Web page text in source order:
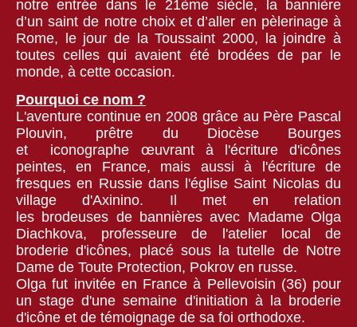
notre entrée dans le 21ème siècle, la bannière
d’un saint de notre choix et d’aller en pèlerinage à
Rome, le jour de la Toussaint 2000, la joindre à
toutes celles qui avaient été brodées de par le
monde, à cette occasion.
Pourquoi ce nom ?
L'aventure continue en 2008 grâce au Père Pascal
Plouvin, prêtre du Diocèse Bourges
et iconographe œuvrant à l'écriture d'icônes
peintes, en France, mais aussi à l'écriture de
fresques en Russie dans l'église Saint Nicolas du
village d'Axinino. Il met en relation
les brodeuses de bannières avec Madame Olga
Diachkova, professeure de l'atelier local de
broderie d'icônes, placé sous la tutelle de Notre
Dame de Toute Protection, Pokrov en russe.
Olga fut invitée en France à Pellevoisin (36) pour
un stage d'une semaine d'initiation à la broderie
d'icône et de témoignage de sa foi orthodoxe.